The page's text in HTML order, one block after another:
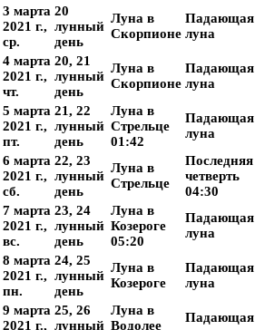
3 марта
2021 г.,
ср.
20
лунный
день
Луна в
Скорпионе
Падающая
луна
4 марта
2021 г.,
чт.
20, 21
лунный
день
Луна в
Скорпионе
Падающая
луна
5 марта
2021 г.,
пт.
21, 22
лунный
день
Луна в
Стрельце
01:42
Падающая
луна
6 марта
2021 г.,
сб.
22, 23
лунный
день
Луна в
Стрельце
Последняя
четверть
04:30
7 марта
2021 г.,
вс.
23, 24
лунный
день
Луна в
Козероге
05:20
Падающая
луна
8 марта
2021 г.,
пн.
24, 25
лунный
день
Луна в
Козероге
Падающая
луна
9 марта
2021 г.,
25, 26
лунный
Луна в
Водолее
Падающая